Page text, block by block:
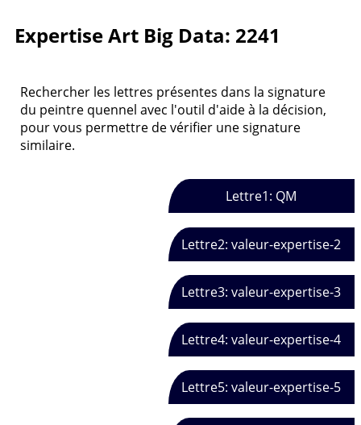
Expertise Art Big Data: 2241
Rechercher les lettres présentes dans la signature
du peintre quennel avec l'outil d'aide à la décision,
pour vous permettre de vérifier une signature
similaire.
Lettre1: QM
Lettre2: valeur-expertise-2
Lettre3: valeur-expertise-3
Lettre4: valeur-expertise-4
Lettre5: valeur-expertise-5